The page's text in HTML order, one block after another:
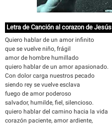
Letra de Canción al corazon de Jesús
Quiero hablar de un amor infinito
que se vuelve niño, frágil
amor de hombre humillado
quiero hablar de un amor apasionado.
Con dolor carga nuestros pecado
siendo rey se vuelve esclava
fuego de amor poderoso
salvador, humilde, fiel, silencioso.
quiero hablar del camino hacia la vida
corazón paciente, amor ardiente,